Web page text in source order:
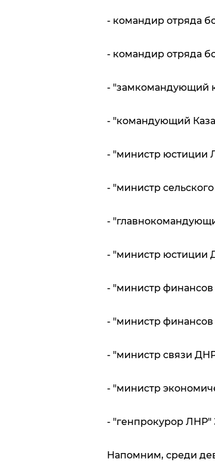
- командир отряда
- командир отряда
- "замкомандующий
- "командующий
- "министр юстиции
- "министр
-
- "министр юстиции
- "министр
- "министр
- "министр связи
- "министр
- "генпрокурор ЛНР"
Напомним, среди